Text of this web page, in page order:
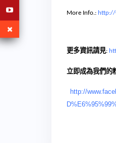
More Info.: http://
更多資訊請見:
立即成為我們的
http://